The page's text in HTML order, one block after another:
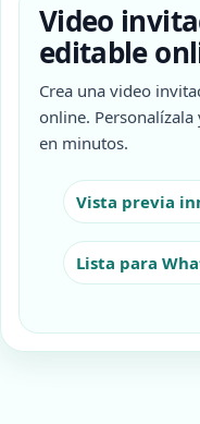
Video
editable
Crea una video
online.
en minutos.
Vista previa
Lista para